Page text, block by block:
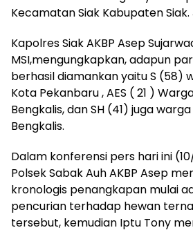
Kecamatan Siak Kabupaten
Kapolres Siak AKBP Asep
MSI,mengungkapkan, adapun
berhasil diamankan yaitu S (58)
Kota Pekanbaru , AES ( 21 )
Bengkalis, dan SH (41) juga
Bengkalis.
Dalam konferensi pers hari ini
Polsek Sabak Auh AKBP Asep
kronologis penangkapan mulai
pencurian terhadap hewan
tersebut, kemudian Iptu Tony